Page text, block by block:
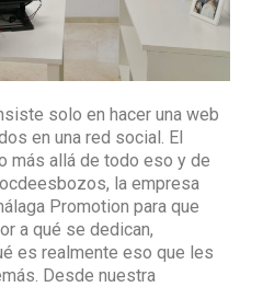
solo en hacer una web
en una red social. El
más allá de todo eso y de
la empresa
Promotion para que
a qué se dedican,
es realmente eso que les
Desde nuestra